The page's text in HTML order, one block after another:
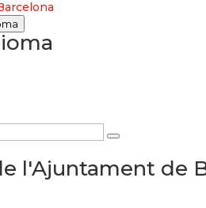
l'Ajuntament de